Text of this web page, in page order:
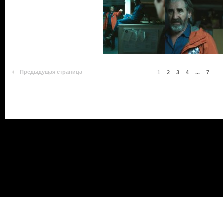
Предыдущая страница 1 2 3 4 ... 7